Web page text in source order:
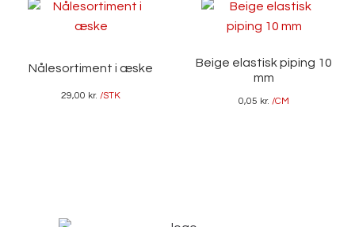
Nålesortiment i æske
29,00 kr. /STK
Beige elastisk piping 10
mm
0,05 kr. /CM